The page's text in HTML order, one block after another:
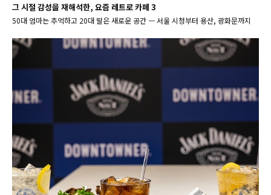
그 시절 감성을 재해석한, 요즘 레트로 카페 3
50대 엄마는 추억하고 20대 딸은 새로운 공간 ㅡ 서울 시청부터 용산, 광화문까지